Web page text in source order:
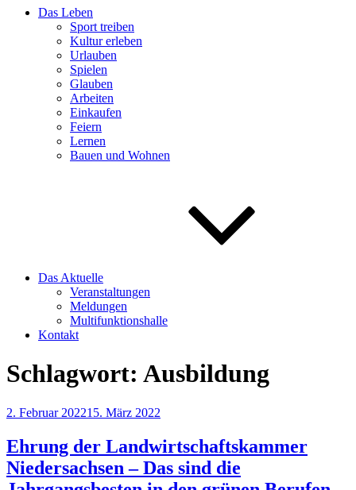
Das Leben
Sport treiben
Kultur erleben
Urlauben
Spielen
Glauben
Arbeiten
Einkaufen
Feiern
Lernen
Bauen und Wohnen
Das Aktuelle
Veranstaltungen
Meldungen
Multifunktionshalle
Kontakt
Schlagwort: Ausbildung
Veröffentlicht
2. Februar 202215. März 2022
Ehrung der Landwirtschaftskammer
Niedersachsen – Das sind die